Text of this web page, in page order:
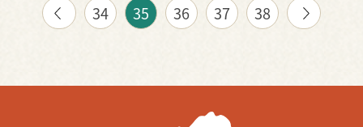
34 35 36 37 38